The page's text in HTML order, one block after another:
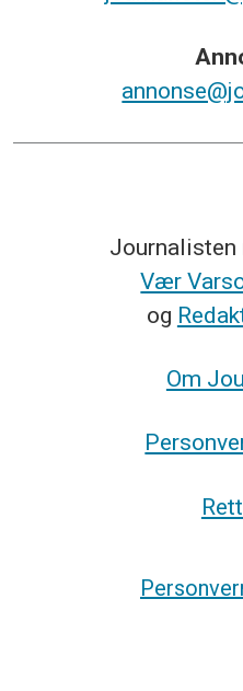
Journalisten
Vær
og
Om